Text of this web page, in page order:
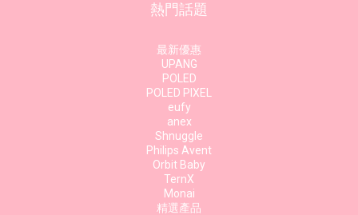
熱門話題
最新優惠
UPANG
POLED
POLED PIXEL
eufy
anex
Shnuggle
Philips Avent
Orbit Baby
TernX
Monai
精選產品